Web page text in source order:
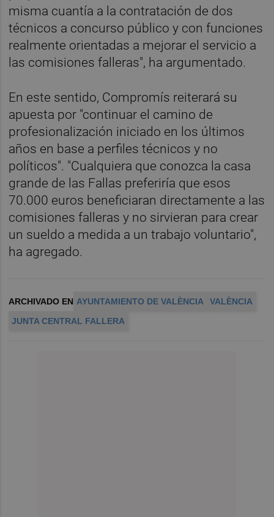
misma cuantía a la contratación de dos
técnicos a concurso público y con funciones
realmente orientadas a mejorar el servicio a
las comisiones falleras", ha argumentado.
En este sentido, Compromís reiterará su
apuesta por "continuar el camino de
profesionalización iniciado en los últimos
años en base a perfiles técnicos y no
políticos". "Cualquiera que conozca la casa
grande de las Fallas preferiría que esos
70.000 euros beneficiaran directamente a las
comisiones falleras y no sirvieran para crear
un sueldo a medida a un trabajo voluntario",
ha agregado.
ARCHIVADO EN AYUNTAMIENTO DE VALÈNCIA
VALÈNCIA
JUNTA CENTRAL FALLERA